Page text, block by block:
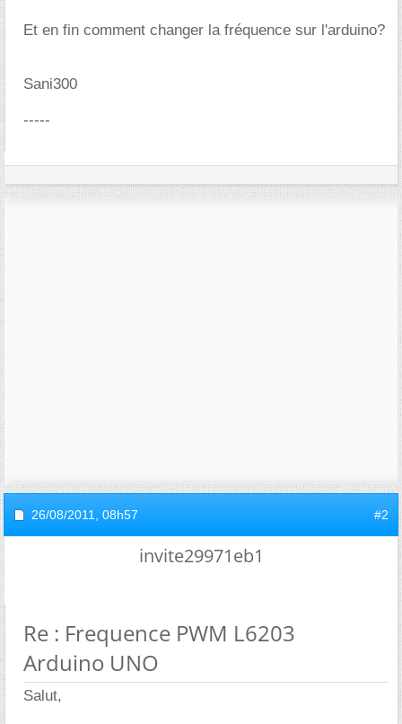
Et en fin comment changer la fréquence sur l'arduino?
Sani300
-----
26/08/2011, 08h57 #2
invite29971eb1
Re : Frequence PWM L6203
Arduino UNO
Salut,